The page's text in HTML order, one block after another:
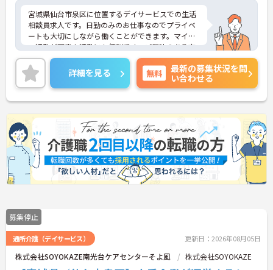
宮城県仙台市泉区に位置するデイサービスでの生活
相談員求人です。日勤のみのお仕事なのでプライベ
ートも大切にしながら働くことができます。マイカ
ー通勤が可能！通勤にも便利です。ご興味のある方
には、面接対策ポイント等、さらに詳細をお話しし
ますのでお気軽にご相談ください！
詳細を見る 無料
最新の募集状況を問
い合わせる
募集停止
通所介護（デイサービス） 更新日：2026年08月05日
株式会社SOYOKAZE南光台ケアセンターそよ風 株式会社SOYOKAZE